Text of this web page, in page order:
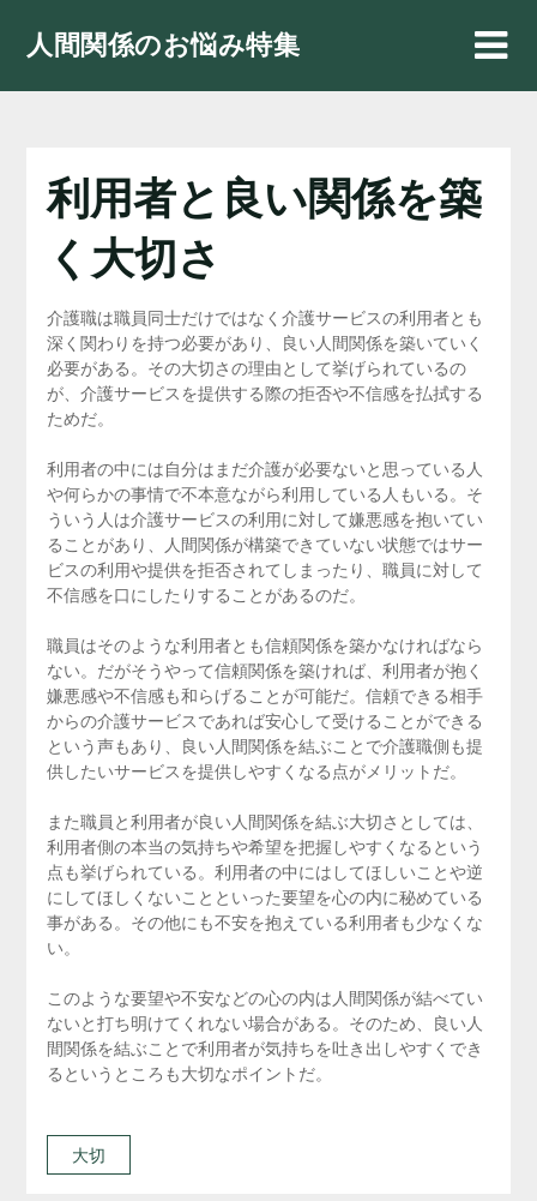
人間関係のお悩み特集
利用者と良い関係を築
く大切さ
介護職は職員同士だけではなく介護サービスの利用者とも
深く関わりを持つ必要があり、良い人間関係を築いていく
必要がある。その大切さの理由として挙げられているの
が、介護サービスを提供する際の拒否や不信感を払拭する
ためだ。
利用者の中には自分はまだ介護が必要ないと思っている人
や何らかの事情で不本意ながら利用している人もいる。そ
ういう人は介護サービスの利用に対して嫌悪感を抱いてい
ることがあり、人間関係が構築できていない状態ではサー
ビスの利用や提供を拒否されてしまったり、職員に対して
不信感を口にしたりすることがあるのだ。
職員はそのような利用者とも信頼関係を築かなければなら
ない。だがそうやって信頼関係を築ければ、利用者が抱く
嫌悪感や不信感も和らげることが可能だ。信頼できる相手
からの介護サービスであれば安心して受けることができる
という声もあり、良い人間関係を結ぶことで介護職側も提
供したいサービスを提供しやすくなる点がメリットだ。
また職員と利用者が良い人間関係を結ぶ大切さとしては、
利用者側の本当の気持ちや希望を把握しやすくなるという
点も挙げられている。利用者の中にはしてほしいことや逆
にしてほしくないことといった要望を心の内に秘めている
事がある。その他にも不安を抱えている利用者も少なくな
い。
このような要望や不安などの心の内は人間関係が結べてい
ないと打ち明けてくれない場合がある。そのため、良い人
間関係を結ぶことで利用者が気持ちを吐き出しやすくでき
るというところも大切なポイントだ。
大切